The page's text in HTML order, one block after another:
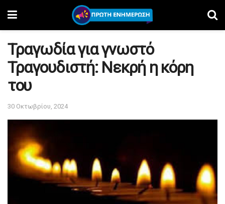
Τραγωδία για γνωστό
Τραγουδιστή: Νεκρή η κόρη
του
30 Οκτωβρίου, 2024